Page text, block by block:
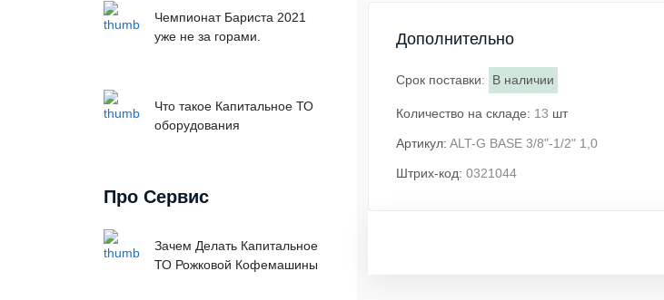
Чемпионат Бариста 2021
уже не за горами.
Что такое Капитальное ТО
оборудования
Про Сервис
Зачем Делать Капитальное
ТО Рожковой Кофемашины
Дополнительно
Срок поставки: В наличии
Количество на складе: 13 шт
Артикул: ALT-G BASE 3/8"-1/2" 1,0
Штрих-код: 0321044